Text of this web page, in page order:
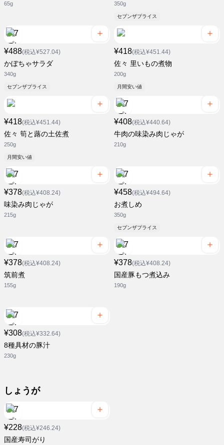
65g 350g
セブンザプライス
¥488(税込¥527.04)
かぼちゃサラダ
340g
セブンザプライス
¥418(税込¥451.44)
佐々 里いもの煮物
200g
月間安い値
¥418(税込¥451.44)
佐々 筍と蕗の土佐煮
250g
月間安い値
¥408(税込¥440.64)
牛肉の味染み肉じゃが
210g
¥378(税込¥408.24)
味染み肉じゃが
215g
¥458(税込¥494.64)
お煮しめ
350g
セブンザプライス
¥378(税込¥408.24)
筑前煮
155g
¥378(税込¥408.24)
国産豚もつ煮込み
190g
¥308(税込¥332.64)
8種具材の豚汁
230g
しょうが
¥228(税込¥246.24)
国産寿司がり